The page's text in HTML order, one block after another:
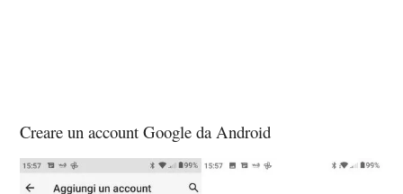
Creare un account Google da Android